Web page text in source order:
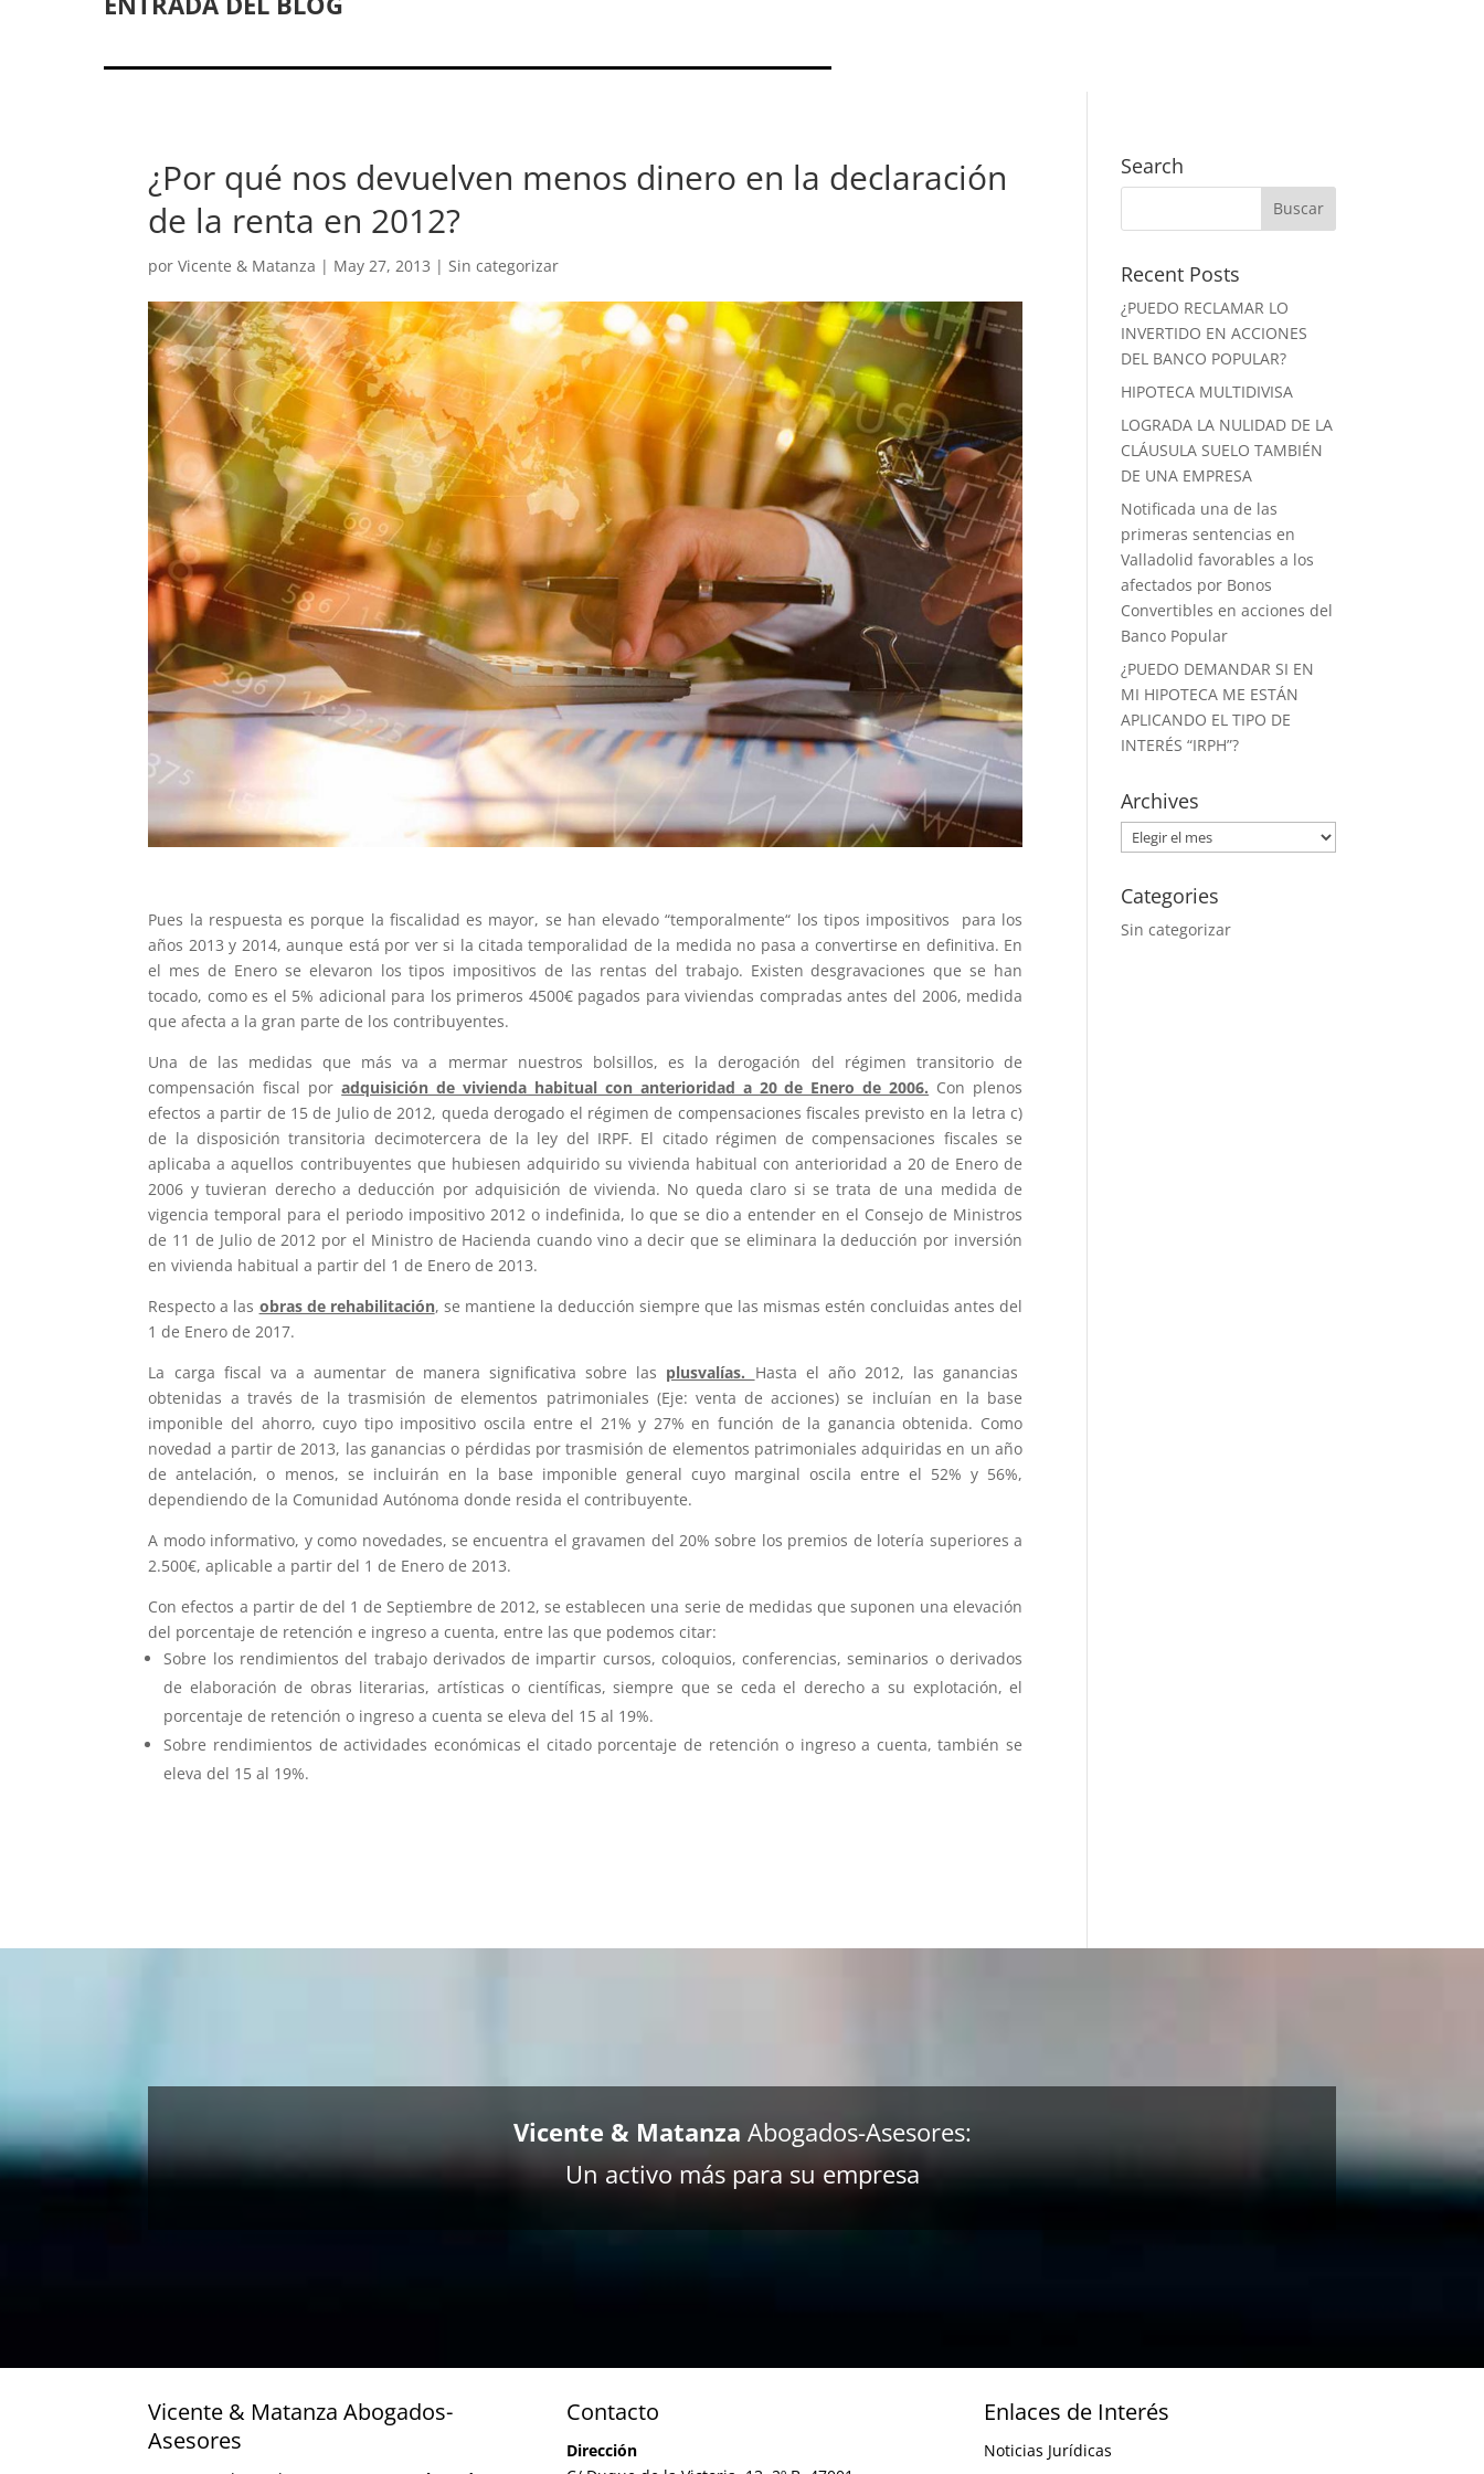
¿Por qué nos devuelven menos dinero en la declaración
de la renta en 2012?
porVicente & Matanza | May 27, 2013 | Sin categorizar
Pues la respuesta es porque la fiscalidad es mayor, se han elevado “temporalmente“ los tipos impositivos para los
años 2013 y 2014, aunque está por ver si la citada temporalidad de la medida no pasa a convertirse en definitiva. En
el mes de Enero se elevaron los tipos impositivos de las rentas del trabajo. Existen desgravaciones que se han
tocado, como es el 5% adicional para los primeros 4500€ pagados para viviendas compradas antes del 2006, medida
que afecta a la gran parte de los contribuyentes.
Una de las medidas que más va a mermar nuestros bolsillos, es la derogación del régimen transitorio de
compensación fiscal poradquisición de vivienda habitual con anterioridad a 20 de Enero de 2006. Con plenos
efectos a partir de 15 de Julio de 2012, queda derogado el régimen de compensaciones fiscales previsto en la letra c)
de la disposición transitoria decimotercera de la ley del IRPF. El citado régimen de compensaciones fiscales se
aplicaba a aquellos contribuyentes que hubiesen adquirido su vivienda habitual con anterioridad a 20 de Enero de
2006 y tuvieran derecho a deducción por adquisición de vivienda. No queda claro si se trata de una medida de
vigencia temporal para el periodo impositivo 2012 o indefinida, lo que se dio a entender en el Consejo de Ministros
de 11 de Julio de 2012 por el Ministro de Hacienda cuando vino a decir que se eliminara la deducción por inversión
en vivienda habitual a partir del 1 de Enero de 2013.
Respecto a las obras de rehabilitación, se mantiene la deducción siempre que las mismas estén concluidas antes del
1 de Enero de 2017.
La carga fiscal va a aumentar de manera significativa sobre las plusvalías. Hasta el año 2012, las ganancias
obtenidas a través de la trasmisión de elementos patrimoniales (Eje: venta de acciones) se incluían en la base
imponible del ahorro, cuyo tipo impositivo oscila entre el 21% y 27% en función de la ganancia obtenida. Como
novedad a partir de 2013, las ganancias o pérdidas por trasmisión de elementos patrimoniales adquiridas en un año
de antelación, o menos, se incluirán en la base imponible general cuyo marginal oscila entre el 52% y 56%,
dependiendo de la Comunidad Autónoma donde resida el contribuyente.
A modo informativo, y como novedades, se encuentra el gravamen del 20% sobre los premios de lotería superiores a
2.500€, aplicable a partir del 1 de Enero de 2013.
Con efectos a partir de del 1 de Septiembre de 2012, se establecen una serie de medidas que suponen una elevación
del porcentaje de retención e ingreso a cuenta, entre las que podemos citar:
Sobre los rendimientos del trabajo derivados de impartir cursos, coloquios, conferencias, seminarios o derivados
de elaboración de obras literarias, artísticas o científicas, siempre que se ceda el derecho a su explotación, el
porcentaje de retención o ingreso a cuenta se eleva del 15 al 19%.
Sobre rendimientos de actividades económicas el citado porcentaje de retención o ingreso a cuenta, también se
eleva del 15 al 19%.
Search
Recent Posts
¿PUEDO RECLAMAR LO
INVERTIDO EN ACCIONES
DEL BANCO POPULAR?
HIPOTECA MULTIDIVISA
LOGRADA LA NULIDAD DE LA
CLÁUSULA SUELO TAMBIÉN
DE UNA EMPRESA
Notificada una de las
primeras sentencias en
Valladolid favorables a los
afectados por Bonos
Convertibles en acciones del
Banco Popular
¿PUEDO DEMANDAR SI EN
MI HIPOTECA ME ESTÁN
APLICANDO EL TIPO DE
INTERÉS “IRPH”?
Archives
Archives
Categories
Sin categorizar
Vicente & Matanza Abogados-Asesores:
Un activo más para su empresa
Vicente & Matanza Abogados-
Asesores
Contacto
Dirección
Enlaces de Interés
Noticias Jurídicas